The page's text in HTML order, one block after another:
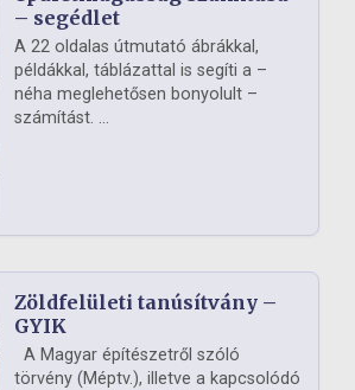
– segédlet
A 22 oldalas útmutató ábrákkal,
példákkal, táblázattal is segíti a –
néha meglehetősen bonyolult –
számítást. ...
Zöldfelületi tanúsítvány –
GYIK
A Magyar építészetről szóló
törvény (Méptv.), illetve a kapcsolódó